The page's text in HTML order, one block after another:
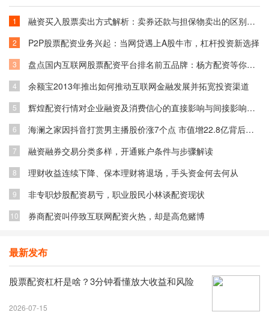
1 融资买入股票卖出方式解析：卖券还款与担保物卖出的区别与选择
2 P2P股票配资业务兴起：当网贷遇上A股牛市，杠杆投资新选择
3 盘点国内互联网股票配资平台排名前五品牌：杨方配资等你了解
4 余额宝2013年推出如何推动互联网金融发展并拓宽投资渠道
5 辉煌配资行情对企业融资及消费信心的直接影响与间接影响分析
6 海澜之家因抖音打赏男主播股价涨7个点 市值增22.8亿背后原因
7 融资融券交易分类多样，开通账户条件与步骤解读
8 理财收益连续下降、保本理财将退场，手头资金何去何从
9 非专职炒股配资易亏，职业股民小林谈配资现状
10 券商配资叫停致互联网配资火热，却是高危赌博
最新发布
股票配资杠杆是啥？3分钟看懂放大收益和风险
2026-07-15